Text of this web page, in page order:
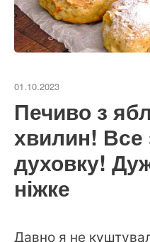
01.10.2023
Печиво з
хвилин! Все
духовку!
ніжке
Давно я не